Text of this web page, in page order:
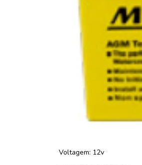
Voltagem: 12v